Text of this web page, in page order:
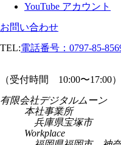
YouTube アカウント
お問い合わせ
TEL:電話番号： 0797-85-
（受付時間 10:00〜17:00）
有限会社デジタルムーン
本社事業所
兵庫県宝塚市
Workplace